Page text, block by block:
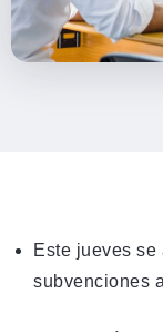
Este jueves
subvenciones